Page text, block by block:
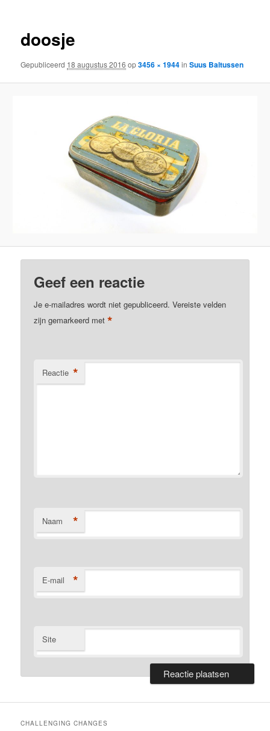
doosje
Gepubliceerd 18 augustus 2016 op3456 × 1944inSuus Baltussen
Geef een reactie
Je e-mailadres wordt niet gepubliceerd. Vereiste velden
zijn gemarkeerd met*
Reactie *
Naam *
E-mail *
Site
CHALLENGING CHANGES